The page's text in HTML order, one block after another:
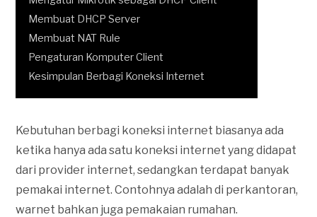
Membuat DHCP Server
Membuat NAT Rule
Pengaturan Komputer Client
Kesimpulan Berbagi Koneksi Internet
Kebutuhan berbagi koneksi internet biasanya ada
ketika hanya ada satu koneksi internet yang didapat
dari provider internet, sedangkan terdapat banyak
pemakai internet. Contohnya adalah di perkantoran,
warnet bahkan juga pemakaian rumahan.